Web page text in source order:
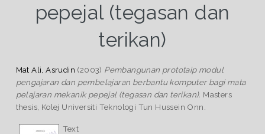
pepejal (tegasan dan
terikan)
Mat Ali, Asrudin (2003) Pembangunan prototaip modul
pengajaran dan pembelajaran berbantu komputer bagi mata
pelajaran mekanik pepejal (tegasan dan terikan). Masters
thesis, Kolej Universiti Teknologi Tun Hussein Onn.
Text